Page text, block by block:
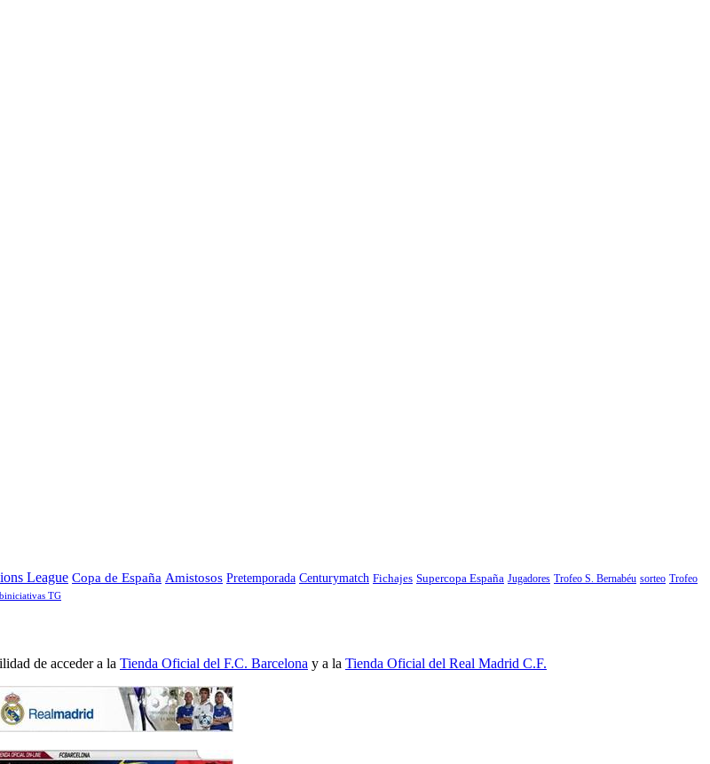
League Copa de España Amistosos Pretemporada Centurymatch Fichajes Supercopa España Jugadores Trofeo S. Bernabéu sorteo Trofeo
TG
de acceder a la Tienda Oficial del F.C. Barcelona y a la Tienda Oficial del Real Madrid C.F.